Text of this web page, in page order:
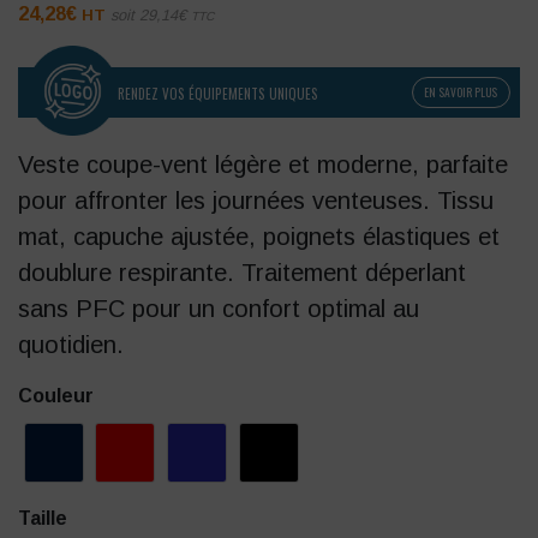
24,28€ HT soit 29,14€ TTC
RENDEZ VOS ÉQUIPEMENTS UNIQUES EN SAVOIR PLUS
Veste coupe-vent légère et moderne, parfaite
pour affronter les journées venteuses. Tissu
mat, capuche ajustée, poignets élastiques et
doublure respirante. Traitement déperlant
sans PFC pour un confort optimal au
quotidien.
Couleur
Taille